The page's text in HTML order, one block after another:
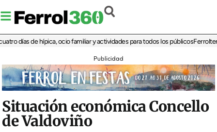
de hípica, ocio familiar y actividades para todos los públicosFerrolterra
Publicidad
Situación económica Concello
de Valdoviño